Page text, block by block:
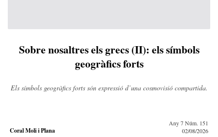
Sobre nosaltres els grecs (II): els símbols
geogràfics forts
Els símbols geogràfics forts són expressió d’una cosmovisió compartida.
Coral Moli i Plana
Any 7 Núm. 151
02/08/2026